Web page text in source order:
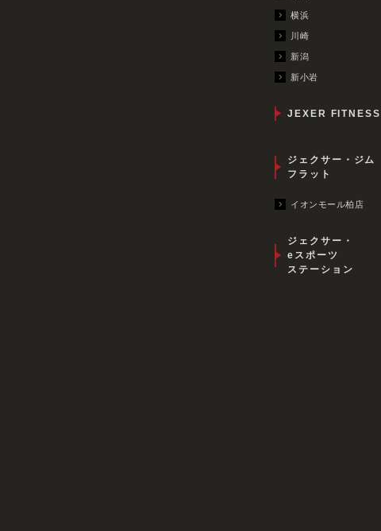
横浜
川崎
新潟
新小岩
JEXER
ジェクサー・ジム
フラット
イオンモール柏店
ジェクサー・
eスポーツ
ステーション